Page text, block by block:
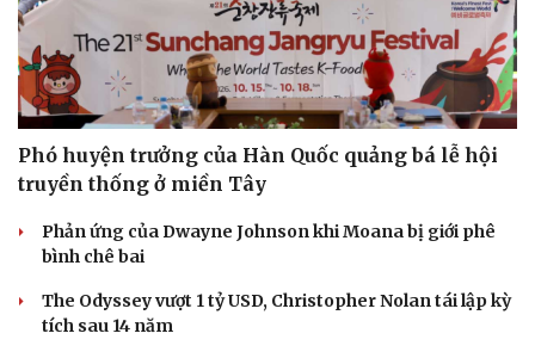
Phó huyện trưởng của Hàn Quốc quảng bá lễ hội
truyền thống ở miền Tây
Phản ứng của Dwayne Johnson khi Moana bị giới phê
bình chê bai
The Odyssey vượt 1 tỷ USD, Christopher Nolan tái lập kỳ
tích sau 14 năm